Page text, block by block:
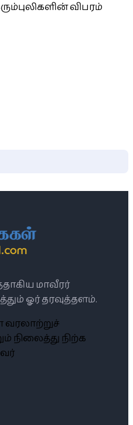
விபரம்
மாவீரர்
ஓர் தரவுத்தளம்.
வரலாற்றுச்
நிற்க